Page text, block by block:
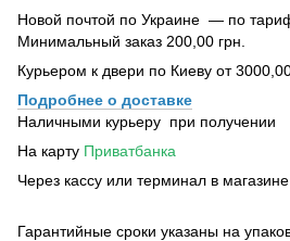
Новой почтой по Украине — по
Минимальный заказ 200,00 грн.
Курьером к двери по Киеву от
Подробнее о доставке
Наличными курьеру при получении
На карту Приватбанка
Через кассу или терминал в магазине
Гарантийные сроки указаны на